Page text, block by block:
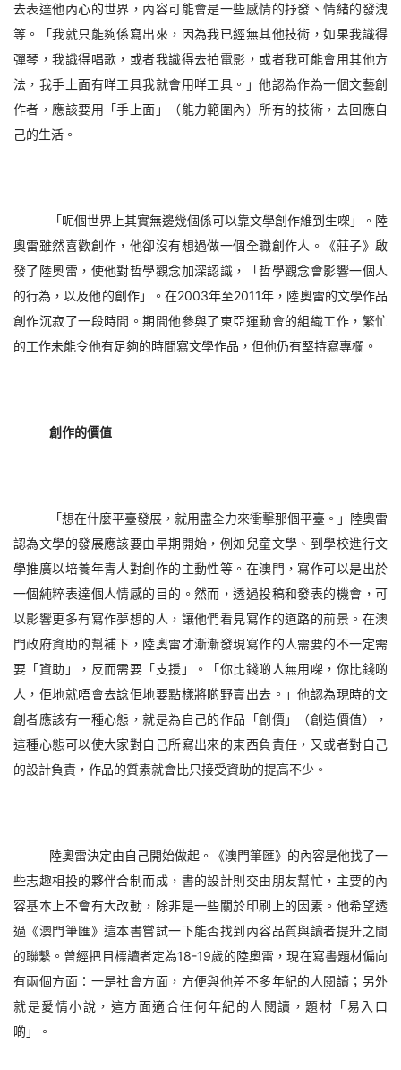
去表達他內心的世界，內容可能會是一些感情的抒發、情緒的發洩
等。「我就只能夠係寫出來，因為我已經無其他技術，如果我識得
彈琴，我識得唱歌，或者我識得去拍電影，或者我可能會用其他方
法，我手上面有咩工具我就會用咩工具。」他認為作為一個文藝創
作者，應該要用「手上面」（能力範圍內）所有的技術，去回應自
己的生活。
「呢個世界上其實無邊幾個係可以靠文學創作維到生㗎」。陸
奧雷雖然喜歡創作，他卻沒有想過做一個全職創作人。《莊子》啟
發了陸奧雷，使他對哲學觀念加深認識，「哲學觀念會影響一個人
的行為，以及他的創作」。在2003年至2011年，陸奧雷的文學作品
創作沉寂了一段時間。期間他參與了東亞運動會的組織工作，繁忙
的工作未能令他有足夠的時間寫文學作品，但他仍有堅持寫專欄。
創作的價值
「想在什麼平臺發展，就用盡全力來衝擊那個平臺。」陸奧雷
認為文學的發展應該要由早期開始，例如兒童文學、到學校進行文
學推廣以培養年青人對創作的主動性等。在澳門，寫作可以是出於
一個純粹表達個人情感的目的。然而，透過投稿和發表的機會，可
以影響更多有寫作夢想的人，讓他們看見寫作的道路的前景。在澳
門政府資助的幫補下，陸奧雷才漸漸發現寫作的人需要的不一定需
要「資助」，反而需要「支援」。「你比錢啲人無用㗎，你比錢啲
人，佢地就唔會去諗佢地要點樣將啲野賣出去。」他認為現時的文
創者應該有一種心態，就是為自己的作品「創價」（創造價值），
這種心態可以使大家對自己所寫出來的東西負責任，又或者對自己
的設計負責，作品的質素就會比只接受資助的提高不少。
陸奧雷決定由自己開始做起。《澳門筆匯》的內容是他找了一
些志趣相投的夥伴合制而成，書的設計則交由朋友幫忙，主要的內
容基本上不會有大改動，除非是一些關於印刷上的因素。他希望透
過《澳門筆匯》這本書嘗試一下能否找到內容品質與讀者提升之間
的聯繫。曾經把目標讀者定為18-19歲的陸奧雷，現在寫書題材偏向
有兩個方面：一是社會方面，方便與他差不多年紀的人閱讀；另外
就是愛情小說，這方面適合任何年紀的人閱讀，題材「易入口
啲」。